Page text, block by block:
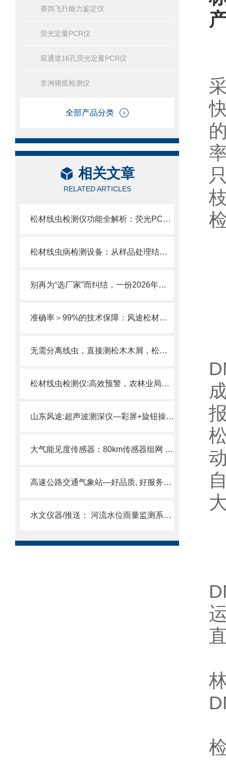
赛鸽飞行能力鉴定仪
荧光定量PCR仪
双通道16孔荧光定量PCR仪
非洲猪瘟检测仪
全部产品分类
相关文章
RELATED ARTICLES
松材线虫检测仪功能全解析：荧光PCR法+多通道同步扩增。
松材线虫病检测设备：从样品处理结果判读需60分钟，疫情监测效率提升10倍。
别再为“选厂家”而纠结，一份2026年的松材线虫病检测仪采购指南已为您备好
准确率＞99%的技术保障：风途松材线虫检测设备可靠性深度解析
无需分离线虫，直接测松木木屑，松材线虫检测仪让基层森防省一半力
松材线虫检测仪:高效预警，农林业局、草原局都在用的科技利器!
山东风途:超声波测深仪—彩屏+旋钮操作，捕鱼效率提升5 0%!
大气能见度传感器：80km传感器组网 + 标准化协议 全域低能见度风险掌控
高速公路交通气象站—好品质, 好服务的公路气象站2024全+境+派+送
水文仪器/推送： 河流水位雨量监测系统—汛期不可少的防汛设备